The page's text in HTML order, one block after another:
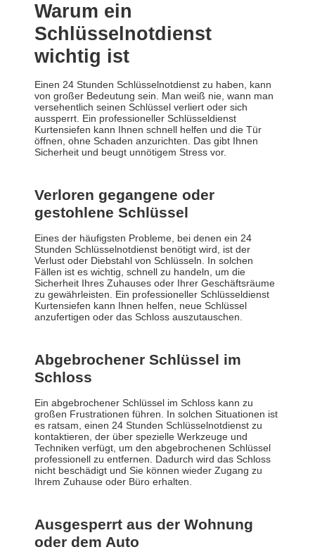
Warum ein
Schlüsselnotdienst
wichtig ist
Einen 24 Stunden Schlüsselnotdienst zu haben, kann
von großer Bedeutung sein. Man weiß nie, wann man
versehentlich seinen Schlüssel verliert oder sich
aussperrt. Ein professioneller Schlüsseldienst
Kurtensiefen kann Ihnen schnell helfen und die Tür
öffnen, ohne Schaden anzurichten. Das gibt Ihnen
Sicherheit und beugt unnötigem Stress vor.
Verloren gegangene oder
gestohlene Schlüssel
Eines der häufigsten Probleme, bei denen ein 24
Stunden Schlüsselnotdienst benötigt wird, ist der
Verlust oder Diebstahl von Schlüsseln. In solchen
Fällen ist es wichtig, schnell zu handeln, um die
Sicherheit Ihres Zuhauses oder Ihrer Geschäftsräume
zu gewährleisten. Ein professioneller Schlüsseldienst
Kurtensiefen kann Ihnen helfen, neue Schlüssel
anzufertigen oder das Schloss auszutauschen.
Abgebrochener Schlüssel im
Schloss
Ein abgebrochener Schlüssel im Schloss kann zu
großen Frustrationen führen. In solchen Situationen ist
es ratsam, einen 24 Stunden Schlüsselnotdienst zu
kontaktieren, der über spezielle Werkzeuge und
Techniken verfügt, um den abgebrochenen Schlüssel
professionell zu entfernen. Dadurch wird das Schloss
nicht beschädigt und Sie können wieder Zugang zu
Ihrem Zuhause oder Büro erhalten.
Ausgesperrt aus der Wohnung
oder dem Auto